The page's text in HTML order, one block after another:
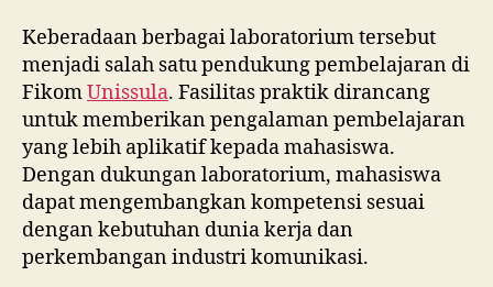
Keberadaan berbagai laboratorium tersebut
menjadi salah satu pendukung pembelajaran di
FikomUnissula. Fasilitas praktik dirancang
untuk memberikan pengalaman pembelajaran
yang lebih aplikatif kepada mahasiswa.
Dengan dukungan laboratorium, mahasiswa
dapat mengembangkan kompetensi sesuai
dengan kebutuhan dunia kerja dan
perkembangan industri komunikasi.